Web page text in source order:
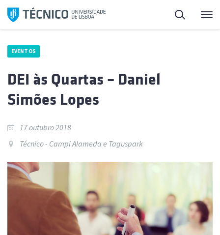
Saltar
para
Pesquisa
EVENTOS
DEI às Quartas – Daniel
Simões Lopes
17 outubro 2018
Técnico - Campi Alameda e Taguspark